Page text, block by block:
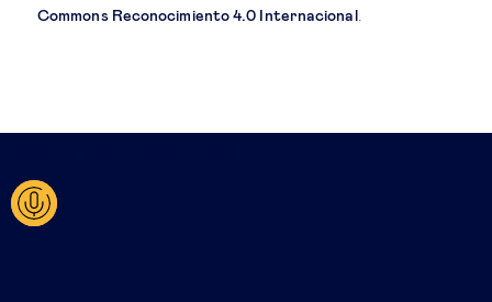
Commons Reconocimiento 4.0 Internacional .